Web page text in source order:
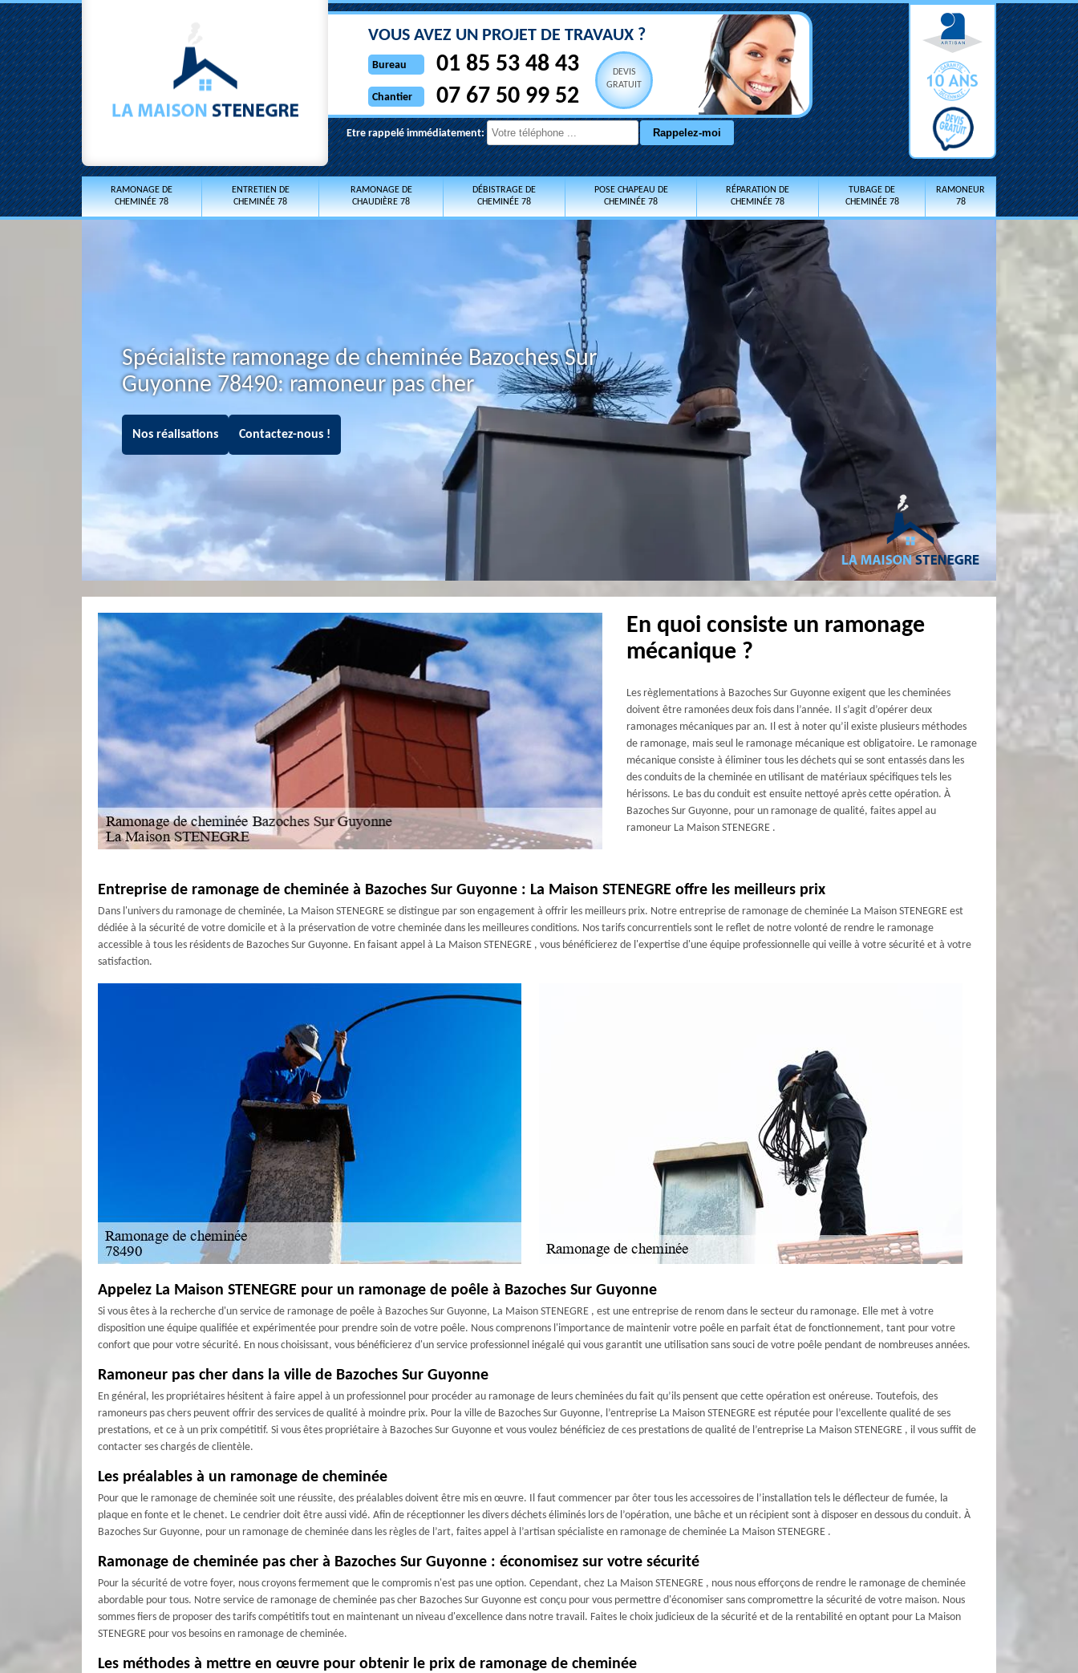
VOUS AVEZ UN PROJET DE TRAVAUX ?
Bureau 01 85 53 48 43
Chantier 07 67 50 99 52
DEVIS
GRATUIT
Etre rappelé immédiatement:
RAMONAGE DE
CHEMINÉE 78
ENTRETIEN DE
CHEMINÉE 78
RAMONAGE DE
CHAUDIÈRE 78
DÉBISTRAGE DE
CHEMINÉE 78
POSE CHAPEAU DE
CHEMINÉE 78
RÉPARATION DE
CHEMINÉE 78
TUBAGE DE
CHEMINÉE 78
RAMONEUR
78
Spécialiste ramonage de cheminée Bazoches Sur
Guyonne 78490: ramoneur pas cher
Nos réalisations Contactez-nous !
En quoi consiste un ramonage
mécanique ?
Les règlementations à Bazoches Sur Guyonne exigent que les cheminées
doivent être ramonées deux fois dans l’année. Il s’agit d’opérer deux
ramonages mécaniques par an. Il est à noter qu’il existe plusieurs méthodes
de ramonage, mais seul le ramonage mécanique est obligatoire. Le ramonage
mécanique consiste à éliminer tous les déchets qui se sont entassés dans les
des conduits de la cheminée en utilisant de matériaux spécifiques tels les
hérissons. Le bas du conduit est ensuite nettoyé après cette opération. À
Bazoches Sur Guyonne, pour un ramonage de qualité, faites appel au
ramoneur La Maison STENEGRE .
Entreprise de ramonage de cheminée à Bazoches Sur Guyonne : La Maison STENEGRE offre les meilleurs prix
Dans l'univers du ramonage de cheminée, La Maison STENEGRE se distingue par son engagement à offrir les meilleurs prix. Notre entreprise de ramonage de cheminée La Maison STENEGRE est
dédiée à la sécurité de votre domicile et à la préservation de votre cheminée dans les meilleures conditions. Nos tarifs concurrentiels sont le reflet de notre volonté de rendre le ramonage
accessible à tous les résidents de Bazoches Sur Guyonne. En faisant appel à La Maison STENEGRE , vous bénéficierez de l'expertise d'une équipe professionnelle qui veille à votre sécurité et à votre
satisfaction.
Appelez La Maison STENEGRE pour un ramonage de poêle à Bazoches Sur Guyonne
Si vous êtes à la recherche d'un service de ramonage de poêle à Bazoches Sur Guyonne, La Maison STENEGRE , est une entreprise de renom dans le secteur du ramonage. Elle met à votre
disposition une équipe qualifiée et expérimentée pour prendre soin de votre poêle. Nous comprenons l'importance de maintenir votre poêle en parfait état de fonctionnement, tant pour votre
confort que pour votre sécurité. En nous choisissant, vous bénéficierez d'un service professionnel inégalé qui vous garantit une utilisation sans souci de votre poêle pendant de nombreuses années.
Ramoneur pas cher dans la ville de Bazoches Sur Guyonne
En général, les propriétaires hésitent à faire appel à un professionnel pour procéder au ramonage de leurs cheminées du fait qu’ils pensent que cette opération est onéreuse. Toutefois, des
ramoneurs pas chers peuvent offrir des services de qualité à moindre prix. Pour la ville de Bazoches Sur Guyonne, l’entreprise La Maison STENEGRE est réputée pour l’excellente qualité de ses
prestations, et ce à un prix compétitif. Si vous êtes propriétaire à Bazoches Sur Guyonne et vous voulez bénéficiez de ces prestations de qualité de l’entreprise La Maison STENEGRE , il vous suffit de
contacter ses chargés de clientèle.
Les préalables à un ramonage de cheminée
Pour que le ramonage de cheminée soit une réussite, des préalables doivent être mis en œuvre. Il faut commencer par ôter tous les accessoires de l’installation tels le déflecteur de fumée, la
plaque en fonte et le chenet. Le cendrier doit être aussi vidé. Afin de réceptionner les divers déchets éliminés lors de l’opération, une bâche et un récipient sont à disposer en dessous du conduit. À
Bazoches Sur Guyonne, pour un ramonage de cheminée dans les règles de l’art, faites appel à l’artisan spécialiste en ramonage de cheminée La Maison STENEGRE .
Ramonage de cheminée pas cher à Bazoches Sur Guyonne : économisez sur votre sécurité
Pour la sécurité de votre foyer, nous croyons fermement que le compromis n'est pas une option. Cependant, chez La Maison STENEGRE , nous nous efforçons de rendre le ramonage de cheminée
abordable pour tous. Notre service de ramonage de cheminée pas cher Bazoches Sur Guyonne est conçu pour vous permettre d'économiser sans compromettre la sécurité de votre maison. Nous
sommes fiers de proposer des tarifs compétitifs tout en maintenant un niveau d'excellence dans notre travail. Faites le choix judicieux de la sécurité et de la rentabilité en optant pour La Maison
STENEGRE pour vos besoins en ramonage de cheminée.
Les méthodes à mettre en œuvre pour obtenir le prix de ramonage de cheminée